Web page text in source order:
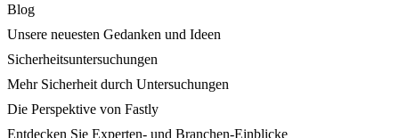
Blog
Unsere neuesten Gedanken und Ideen
Sicherheitsuntersuchungen
Mehr Sicherheit durch Untersuchungen
Die Perspektive von Fastly
Entdecken Sie Experten- und Branchen-Einblicke